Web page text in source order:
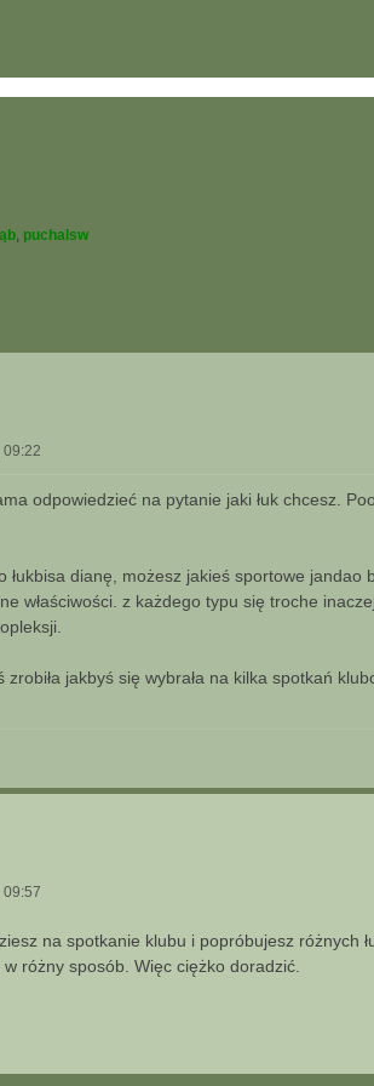
, puchalsw
09:22
odpowiedzieć na pytanie jaki łuk chcesz.
łukbisa dianę, możesz jakieś sportowe
właściwości. z każdego typu się troche
jakbyś się wybrała na kilka spotkań
09:57
na spotkanie klubu i popróbujesz różnych
różny sposób. Więc ciężko doradzić.